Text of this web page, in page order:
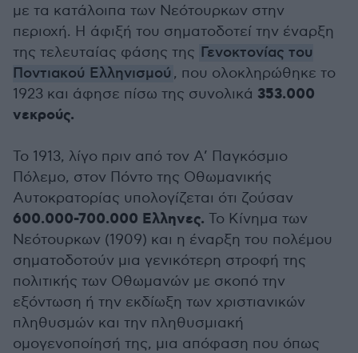
με τα κατάλοιπα των Νεότουρκων στην
περιοχή. Η άφιξή του σηματοδοτεί την έναρξη
της τελευταίας φάσης της Γενοκτονίας του
Ποντιακού Ελληνισμού , που ολοκληρώθηκε το
1923 και άφησε πίσω της συνολικά 353.000
νεκρούς.
Το 1913, λίγο πριν από τον Α’ Παγκόσμιο
Πόλεμο, στον Πόντο της Οθωμανικής
Αυτοκρατορίας υπολογίζεται ότι ζούσαν
600.000-700.000 Ελληνες. Το Κίνημα των
Νεότουρκων (1909) και η έναρξη του πολέμου
σηματοδοτούν μια γενικότερη στροφή της
πολιτικής των Οθωμανών με σκοπό την
εξόντωση ή την εκδίωξη των χριστιανικών
πληθυσμών και την πληθυσμιακή
ομογενοποίησή της, μια απόφαση που όπως